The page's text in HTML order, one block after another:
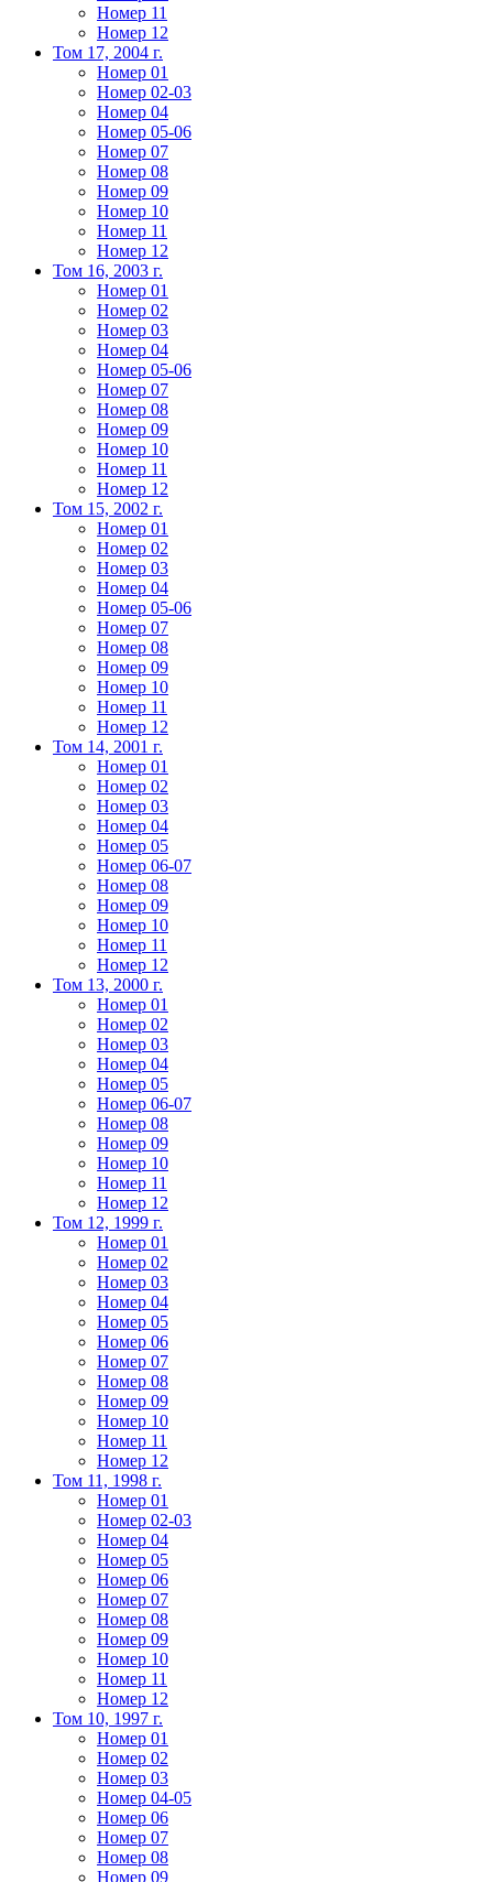
Номер 11
Номер 12
Том 17, 2004 г.
Номер 01
Номер 02-03
Номер 04
Номер 05-06
Номер 07
Номер 08
Номер 09
Номер 10
Номер 11
Номер 12
Том 16, 2003 г.
Номер 01
Номер 02
Номер 03
Номер 04
Номер 05-06
Номер 07
Номер 08
Номер 09
Номер 10
Номер 11
Номер 12
Том 15, 2002 г.
Номер 01
Номер 02
Номер 03
Номер 04
Номер 05-06
Номер 07
Номер 08
Номер 09
Номер 10
Номер 11
Номер 12
Том 14, 2001 г.
Номер 01
Номер 02
Номер 03
Номер 04
Номер 05
Номер 06-07
Номер 08
Номер 09
Номер 10
Номер 11
Номер 12
Том 13, 2000 г.
Номер 01
Номер 02
Номер 03
Номер 04
Номер 05
Номер 06-07
Номер 08
Номер 09
Номер 10
Номер 11
Номер 12
Том 12, 1999 г.
Номер 01
Номер 02
Номер 03
Номер 04
Номер 05
Номер 06
Номер 07
Номер 08
Номер 09
Номер 10
Номер 11
Номер 12
Том 11, 1998 г.
Номер 01
Номер 02-03
Номер 04
Номер 05
Номер 06
Номер 07
Номер 08
Номер 09
Номер 10
Номер 11
Номер 12
Том 10, 1997 г.
Номер 01
Номер 02
Номер 03
Номер 04-05
Номер 06
Номер 07
Номер 08
Номер 09